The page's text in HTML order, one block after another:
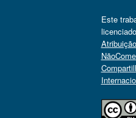
Este